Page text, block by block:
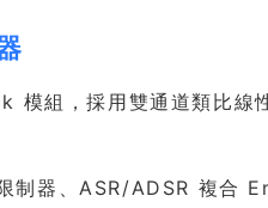
組，採用雙通道類比線
制器、ASR/ADSR 複合